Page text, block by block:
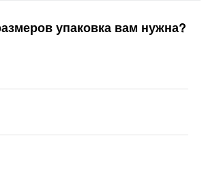
упаковка вам нужна?